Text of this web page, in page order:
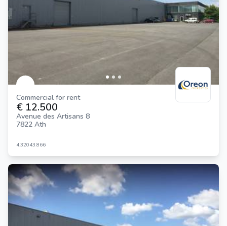
Commercial for rent
€ 12.500
Avenue des Artisans 8
7822 Ath
4.32043.866